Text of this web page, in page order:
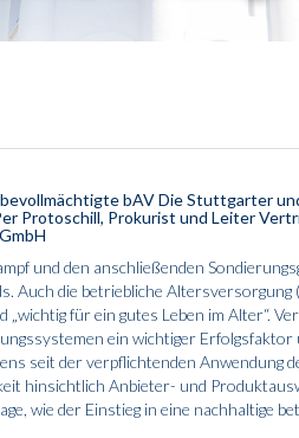
bAV Die Stuttgarter
Protoschill, Prokurist und Leiter
und den anschließenden
Auch die betriebliche Altersversorgung
für ein gutes Leben im Alter“.
ein wichtiger Erfolgsfaktor
seit der verpflichtenden Anwendung
hinsichtlich Anbieter- und
wie der Einstieg in eine nachhaltige